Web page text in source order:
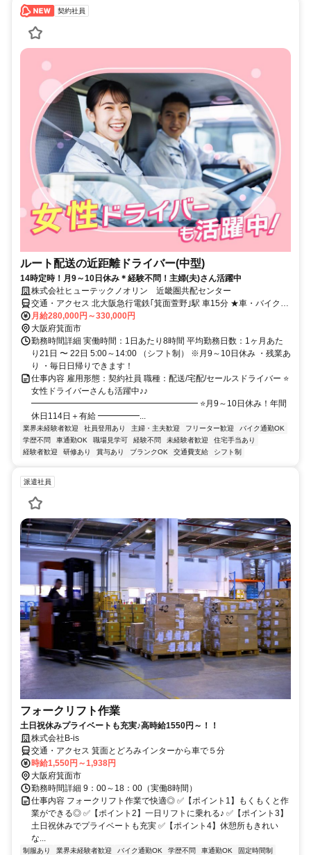
契約社員
ルート配送の近距離ドライバー(中型)
14時定時！月9～10日休み＊経験不問！主婦(夫)さん活躍中
株式会社ヒューテックノオリン 近畿圏共配センター
交通・アクセス 北大阪急行電鉄｢箕面萱野｣駅 車15分 ★車・バイク通
勤でも交通費支給 ★駐車場無料
月給280,000円～330,000円
大阪府箕面市
勤務時間詳細 実働時間：1日あたり8時間 平均勤務日数：1ヶ月あた
り21日 〜 22日 5:00～14:00 （シフト制） ※月9～10日休み ・残業あ
り ・毎日日帰りできます！
仕事内容 雇用形態：契約社員 職種：配送/宅配/セールスドライバー ⭐
女性ドライバーさんも活躍中♪♪
━━━━━━━━━━━━━━━━━━━━ ⭐月9～10日休み！年間
休日114日＋有給 ━━━━━...
業界未経験者歓迎 社員登用あり 主婦・主夫歓迎 フリーター歓迎
バイク通勤OK
学歴不問
車通勤OK 職場見学可 経験不問 未経験者歓迎
住宅手当あり
経験者歓迎
研修あり 賞与あり ブランクOK 交通費支給 シフト制
派遣社員
フォークリフト作業
土日祝休みプライベートも充実♪高時給1550円～！！
株式会社B-is
交通・アクセス 箕面とどろみインターから車で５分
時給1,550円～1,938円
大阪府箕面市
勤務時間詳細 9：00～18：00（実働8時間）
仕事内容 フォークリフト作業で快適◎ ✅【ポイント1】もくもくと作
業ができる◎ ✅【ポイント2】一日リフトに乗れる♪ ✅【ポイント3】
土日祝休みでプライベートも充実 ✅【ポイント4】休憩所もきれい
な...
制服あり 業界未経験者歓迎 バイク通勤OK 学歴不問 車通勤OK
固定時間制